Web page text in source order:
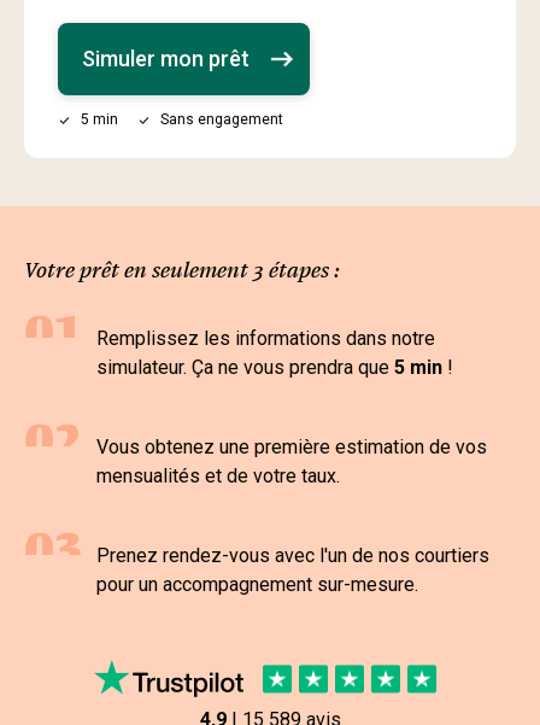
Simuler mon prêt
5 min Sans engagement
Votre prêt en seulement 3 étapes :
Remplissez les informations dans notre
simulateur. Ça ne vous prendra que 5 min !
Vous obtenez une première estimation de vos
mensualités et de votre taux.
Prenez rendez-vous avec l'un de nos courtiers
pour un accompagnement sur-mesure.
4,9 | 15 589 avis